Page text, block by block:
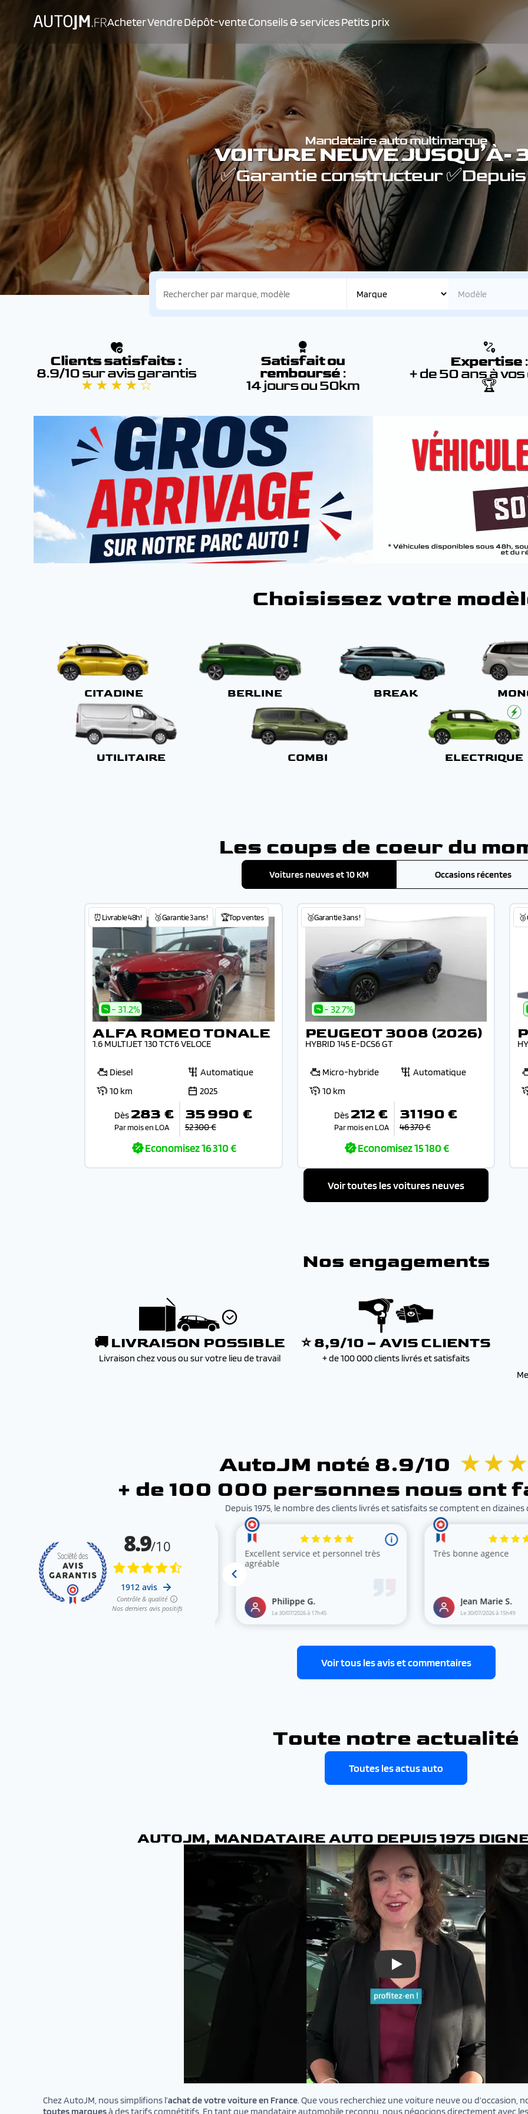
AcheterVendreDépôt-venteConseils & servicesPetits prix
Mandataire auto multimarque
VOITURE NEUVE JUSQU’À-
✅Garantie constructeur ✅Depuis
Clients satisfaits :
8.9/10 sur avis garantis
★ ★ ★ ★ ☆
Satisfait ou
remboursé :
14 jours ou 50km
Expertise :
+ de 50 ans à
🏆
Choisissez votre
CITADINE BERLINE BREAK
UTILITAIRE COMBI ELECTRIQUE
Les coups de coeur du
Voitures neuves et 10 KM Occasions récentes
⏰Livrable 48h! 🥉Garantie 3 ans ! 🏆Top ventes
- 31.2%
ALFA ROMEO TONALE
1.6 MULTIJET 130 TCT6 VELOCE
Diesel
Automatique
10 km
2025
Dès 283 €
Par mois en LOA
35 990 €
52 300 €
Economisez16 310 €
🥉Garantie 3 ans !
- 32.7%
PEUGEOT 3008 (2026)
HYBRID 145 E-DCS6 GT
Micro-hybride
Automatique
10 km
Dès 212 €
Par mois en LOA
31 190 €
46 370 €
Economisez15 180 €
Voir toutes les voitures neuves
Nos engagements
🚚 LIVRAISON POSSIBLE
Livraison chez vous ou sur votre lieu de travail
⭐ 8,9/10 – AVIS CLIENTS
+ de 100 000 clients livrés et satisfaits
AutoJM noté 8.9/10 ★ ★
+ de 100 000 personnes nous ont
Depuis 1975, le nombre des clients livrés et satisfaits se comptent en dizaines
Voir tous les avis et commentaires
Toute notre actualité
Toutes les actus auto
AUTOJM, MANDATAIRE AUTO DEPUIS 1975
3 raisons d'acheter un véhicule
Chez AutoJM, nous simplifions l’achat de votre voiture en France. Que vous recherchiez une voiture neuve ou d’occasion,
toutes marquesà des tarifs compétitifs. En tant que mandataire automobile reconnu, nous négocions directement avec